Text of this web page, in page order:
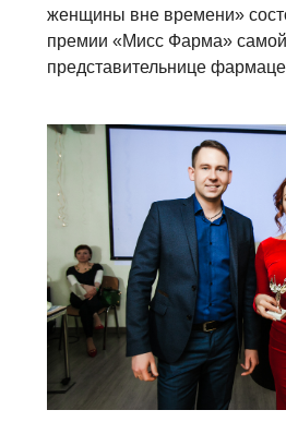
женщины вне времени»
премии «Мисс Фарма»
представительнице